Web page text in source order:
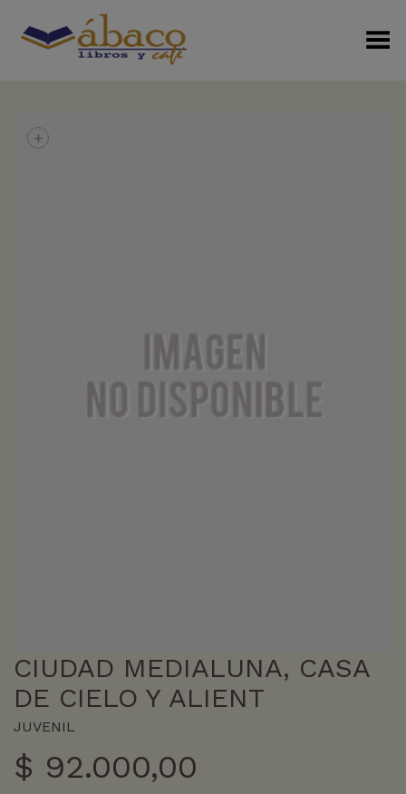
Menú Alterno
+
CIUDAD MEDIALUNA, CASA
DE CIELO Y ALIENT
JUVENIL
$ 92.000,00